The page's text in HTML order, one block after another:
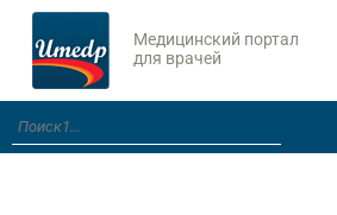
Медицинский портал
для врачей